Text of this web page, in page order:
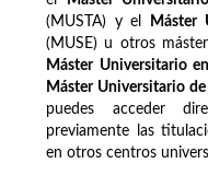
(MUSTA) y el
Máster
(MUSE) u otros
Máster Universitario
Máster Universitario
puedes acceder
previamente las
en otros centros